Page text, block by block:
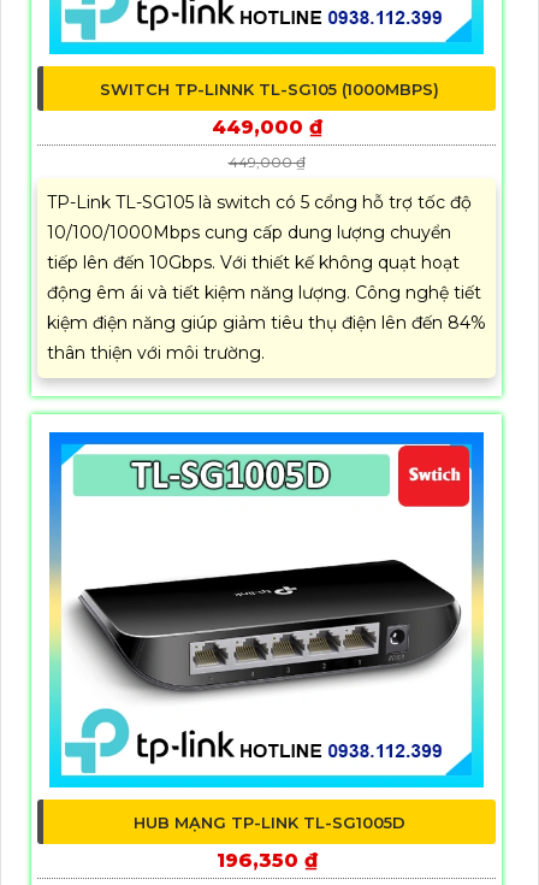
SWITCH TP-LINNK TL-SG105 (1000MBPS)
449,000 ₫
449,000 ₫
TP-Link TL-SG105 là switch có 5 cổng hỗ trợ tốc độ
10/100/1000Mbps cung cấp dung lượng chuyển
tiếp lên đến 10Gbps. Với thiết kế không quạt hoạt
động êm ái và tiết kiệm năng lượng. Công nghệ tiết
kiệm điện năng giúp giảm tiêu thụ điện lên đến 84%
thân thiện với môi trường.
HUB MẠNG TP-LINK TL-SG1005D
196,350 ₫